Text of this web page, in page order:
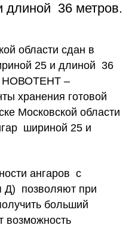
длиной 36 метров.
области сдан в
25 и длиной 36
НОВОТЕНТ –
хранения готовой
Московской области
шириной 25 и
ангаров с
Д) позволяют при
больший
возможность